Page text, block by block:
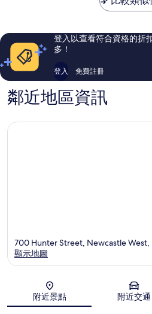
評
論
登入以查看符合資格的折
多！
登入 免費註冊
鄰近地區資訊
地圖
700 Hunter Street, Newcastle
顯示地圖
附近景點 附近交通